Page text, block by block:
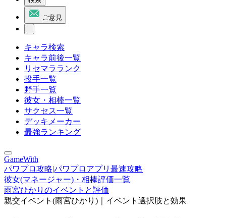
ご意見
キャラ検索
キャラ前後一覧
リセマラランク
投手一覧
野手一覧
彼女・相棒一覧
サクセス一覧
デッキメーカー
最強ランキング
GameWith
パワプロ攻略|パワプロアプリ最速攻略
彼女(マネージャー)・相棒評価一覧
雨宮ひかりのイベントと評価
親交イベント(雨宮ひかり)｜イベント選択肢と効果